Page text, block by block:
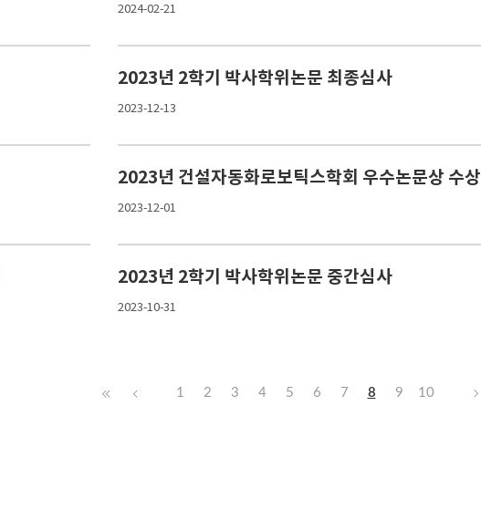
2024-02-21
2023년 2학기 박사학위논문 최종심사
2023-12-13
2023년 건설자동화로보틱스학회 우수논문상 수상
2023-12-01
2023년 2학기 박사학위논문 중간심사
2023-10-31
1 2 3 4 5 6 7 8 9 10